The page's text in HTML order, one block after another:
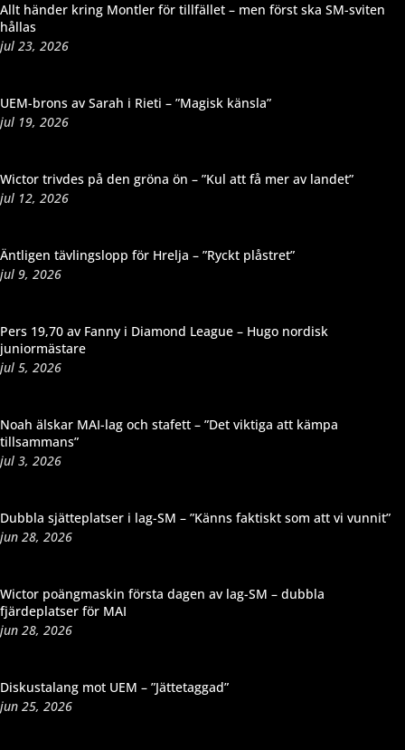
Allt händer kring Montler för tillfället – men först ska SM-sviten
hållas
jul 23, 2026
UEM-brons av Sarah i Rieti – ”Magisk känsla”
jul 19, 2026
Wictor trivdes på den gröna ön – ”Kul att få mer av landet”
jul 12, 2026
Äntligen tävlingslopp för Hrelja – ”Ryckt plåstret”
jul 9, 2026
Pers 19,70 av Fanny i Diamond League – Hugo nordisk
juniormästare
jul 5, 2026
Noah älskar MAI-lag och stafett – ”Det viktiga att kämpa
tillsammans”
jul 3, 2026
Dubbla sjätteplatser i lag-SM – ”Känns faktiskt som att vi vunnit”
jun 28, 2026
Wictor poängmaskin första dagen av lag-SM – dubbla
fjärdeplatser för MAI
jun 28, 2026
Diskustalang mot UEM – ”Jättetaggad”
jun 25, 2026